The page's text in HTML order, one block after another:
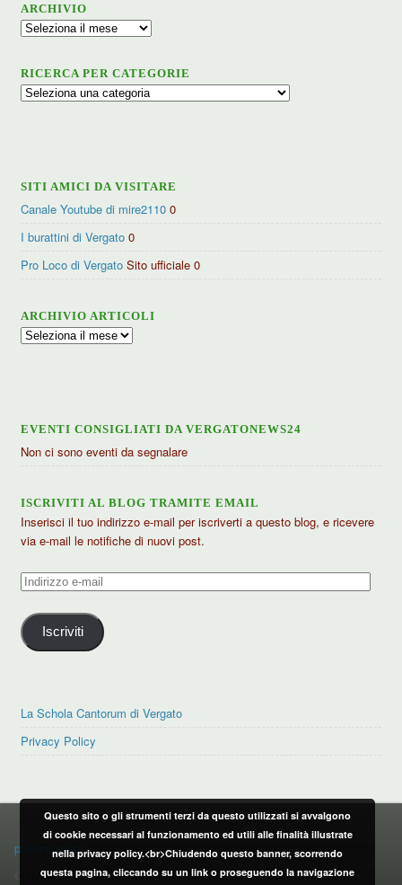
ARCHIVIO
Archivio
RICERCA PER CATEGORIE
Ricerca
SITI AMICI DA VISITARE
Canale Youtube di mire2110 0
I burattini di Vergato 0
Pro Loco di Vergato Sito ufficiale 0
ARCHIVIO ARTICOLI
Archivio
EVENTI CONSIGLIATI DA VERGATONEWS24
Non ci sono eventi da segnalare
ISCRIVITI AL BLOG TRAMITE EMAIL
Inserisci il tuo indirizzo e-mail per iscriverti a questo blog, e ricevere
via e-mail le notifiche di nuovi post.
Indirizzo
mail
Iscriviti
La Schola Cantorum di Vergato
Privacy Policy
PRIVACY POLICY
privacy policy
CONTATTI:
Questo sito o gli strumenti terzi da questo utilizzati si avvalgono
di cookie necessari al funzionamento ed utili alle finalità illustrate
nella privacy policy.<br>Chiudendo questo banner, scorrendo
questa pagina, cliccando su un link o proseguendo la navigazione